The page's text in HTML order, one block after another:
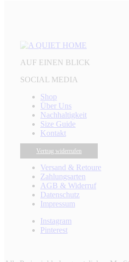
AUF EINEN BLICK
SOCIAL MEDIA
Shop
Über Uns
Nachhaltigkeit
Size Guide
Kontakt
Vertrag widerrufen
Versand & Retoure
Zahlungsarten
AGB & Widerruf
Datenschutz
Impressum
Instagram
Pinterest